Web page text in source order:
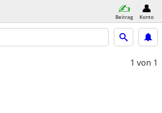
Beitrag Konto
1 von 1